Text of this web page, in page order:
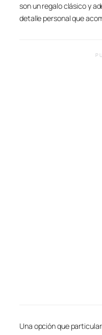
son un regalo clásico y
detalle personal que
Una opción que